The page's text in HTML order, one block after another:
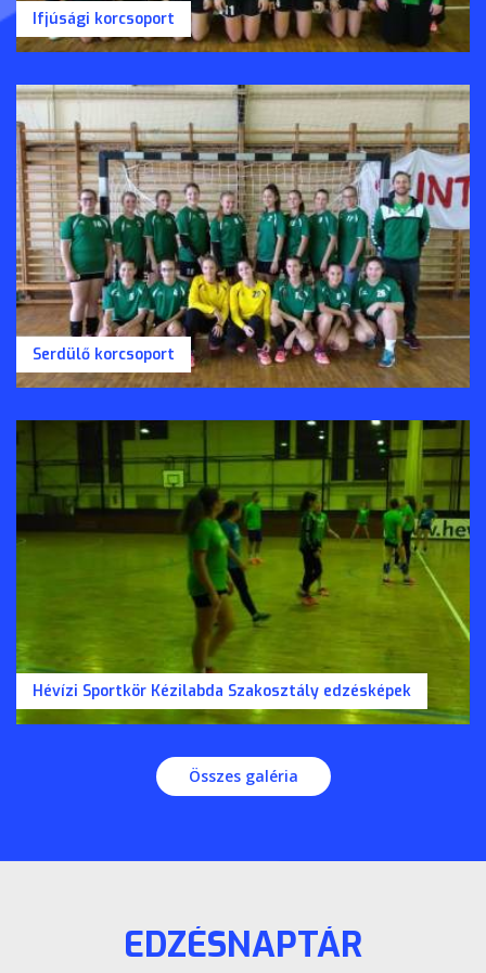
Ifjúsági korcsoport
Serdülő korcsoport
Hévízi Sportkör Kézilabda Szakosztály edzésképek
Összes galéria
EDZÉSNAPTÁR